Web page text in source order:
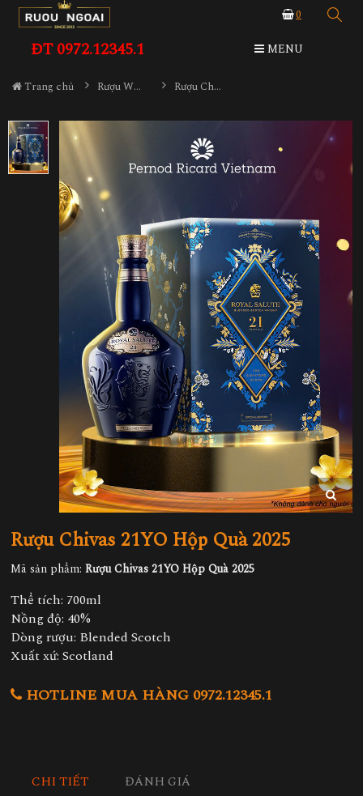
0
ĐT 0972.12345.1 MENU
Trang chủ Rượu Whisky Rượu Chivas 21YO Hộp Quà 2025
Rượu Chivas 21YO Hộp Quà 2025
Mã sản phẩm: Rượu Chivas 21YO Hộp Quà 2025
Thể tích: 700ml
Nồng độ: 40%
Dòng rượu: Blended Scotch
Xuất xứ: Scotland
HOTLINE MUA HÀNG 0972.12345.1
CHI TIẾT ĐÁNH GIÁ